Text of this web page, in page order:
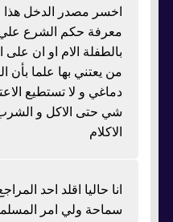
اخسر مصدر الدخل هذا
معرفة حكم الشرع علي
بالطفلة الام او ان
من يعتني بها علما بأن
دماغي و لا تستطيع
شي حتى الاكل و الشرب
الاكلام
انا حاليا اقلد احد
سماحة ولي امر